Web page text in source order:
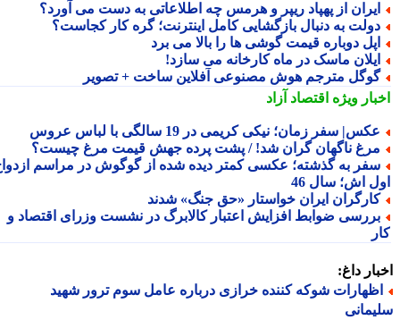
از پهپاد ریپر و هرمس چه اطلاعاتی به دست می آورد؟
به دنبال بازگشایی کامل اینترنت؛ گره کار کجاست؟
دوباره قیمت گوشی ها را بالا می برد
ماسک در ماه کارخانه می سازد!
مترجم هوش مصنوعی آفلاین ساخت + تصویر
ویژهاقتصاد آزاد
سفر زمان؛ نیکی کریمی در 19 سالگی با لباس عروس
ناگهان گران شد! / پشت پرده جهش قیمت مرغ چیست؟
به گذشته؛ عکسی کمتر دیده شده از گوگوش در مراسم ازدواج
اش؛ سال 46
ایران خواستار «حق جنگ» شدند
ضوابط افزایش اعتبار کالابرگ در نشست وزرای اقتصاد و
داغ:
شوکه کننده خرازی درباره عامل سوم ترور شهید